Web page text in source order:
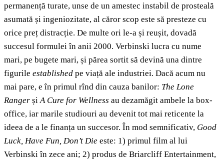
permanență turate, unse de un amestec instabil de prosteală
asumată și ingeniozitate, al căror scop este să presteze cu
orice preț distracție. De multe ori le-a și reușit, dovadă
succesul formulei în anii 2000. Verbinski lucra cu nume
mari, pe bugete mari, și părea sortit să devină una dintre
figurile established pe viață ale industriei. Dacă acum nu
mai pare, e în primul rînd din cauza banilor: The Lone
Ranger șiA Cure for Wellness au dezamăgit ambele la box-
office, iar marile studiouri au devenit tot mai reticente la
ideea de a le finanța un succesor. În mod semnificativ, Good
Luck, Have Fun, Don’t Die este: 1) primul film al lui
Verbinski în zece ani; 2) produs de Briarcliff Entertainment,